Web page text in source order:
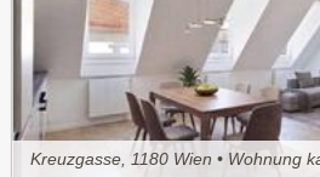
Kreuzgasse, 1180 Wien • Wohnung